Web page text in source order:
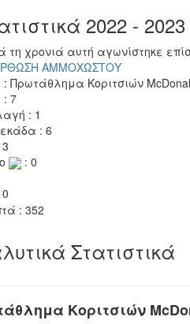
2022 - 2023
τη χρονιά αυτή αγωνίστηκε
ΑΜΜΟΧΩΣΤΟΥ
: Πρωτάθλημα Κοριτσιών
: 7
: 1
: 6
: 0
: 352
Στατιστικά
Κοριτσιών